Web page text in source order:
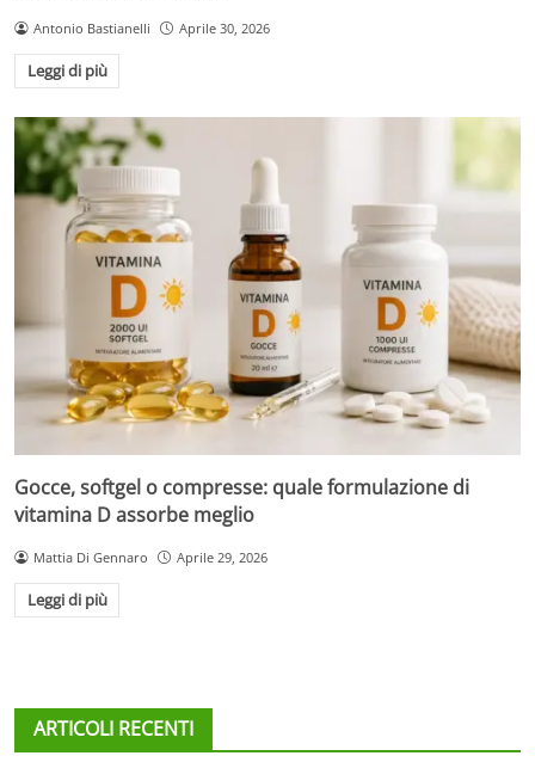
Antonio Bastianelli Aprile 30, 2026
Leggi di più
Gocce, softgel o compresse: quale formulazione di
vitamina D assorbe meglio
Mattia Di Gennaro Aprile 29, 2026
Leggi di più
ARTICOLI RECENTI